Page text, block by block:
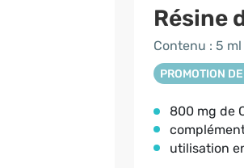
Résine
Contenu : 5 ml
PROMOTION
800 mg de
utilisation